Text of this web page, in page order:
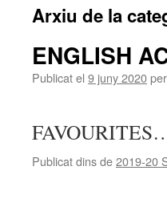
Arxiu de la
ENGLISH
Publicat el 9 juny 2020per
Publicat dins de2019-20